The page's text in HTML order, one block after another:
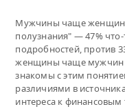
Мужчины чаще женщин
полузнания" — 47%
подробностей, против
женщины чаще мужчин
знакомы с этим
различиями в
интереса к